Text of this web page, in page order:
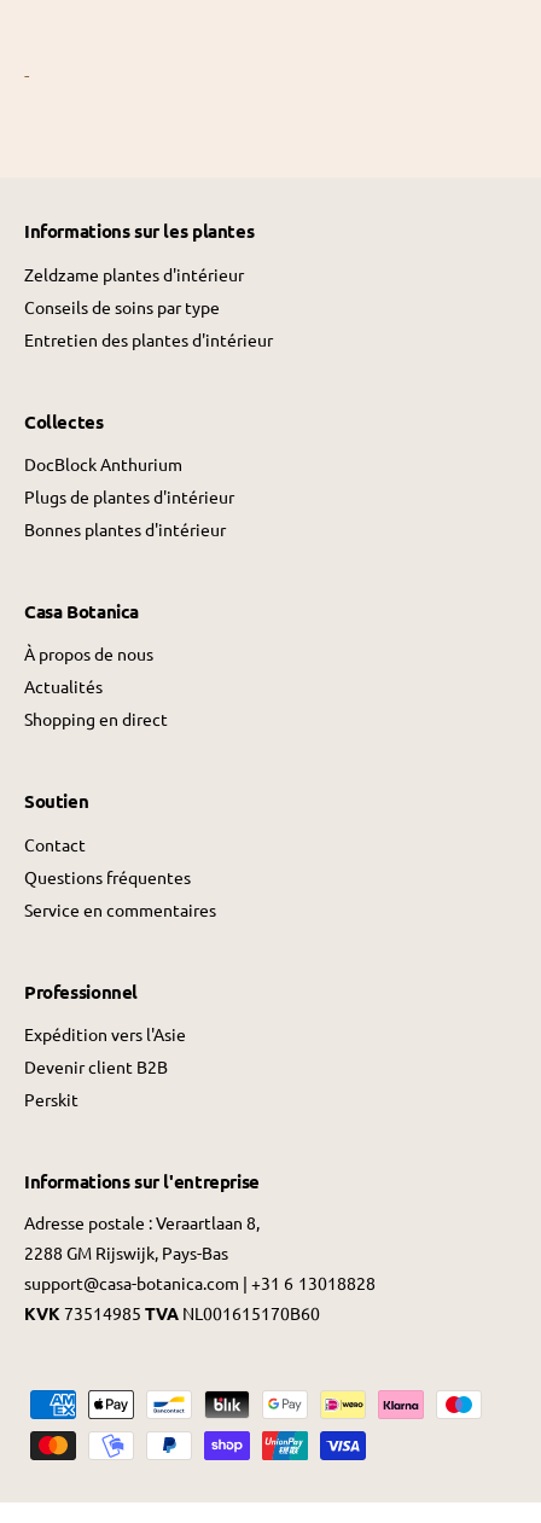
-
Informations sur les plantes
Zeldzame plantes d'intérieur
Conseils de soins par type
Entretien des plantes d'intérieur
Collectes
DocBlock Anthurium
Plugs de plantes d'intérieur
Bonnes plantes d'intérieur
Casa Botanica
À propos de nous
Actualités
Shopping en direct
Soutien
Contact
Questions fréquentes
Service en commentaires
Professionnel
Expédition vers l'Asie
Devenir client B2B
Perskit
Informations sur l'entreprise
Adresse postale : Veraartlaan 8,
2288 GM Rijswijk, Pays-Bas
support@casa-botanica.com | +31 6 13018828
KVK73514985TVA NL001615170B60
é
h